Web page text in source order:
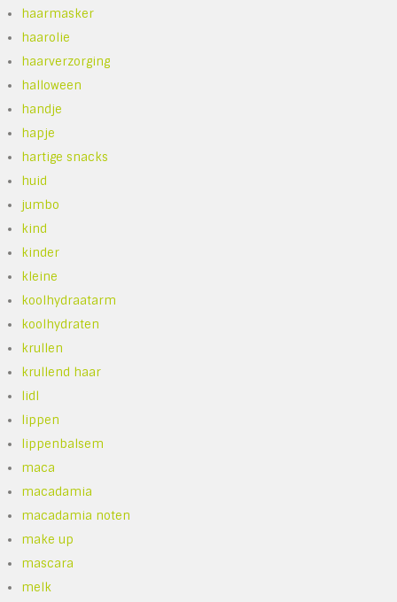
haarmasker
haarolie
haarverzorging
halloween
handje
hapje
hartige snacks
huid
jumbo
kind
kinder
kleine
koolhydraatarm
koolhydraten
krullen
krullend haar
lidl
lippen
lippenbalsem
maca
macadamia
macadamia noten
make up
mascara
melk